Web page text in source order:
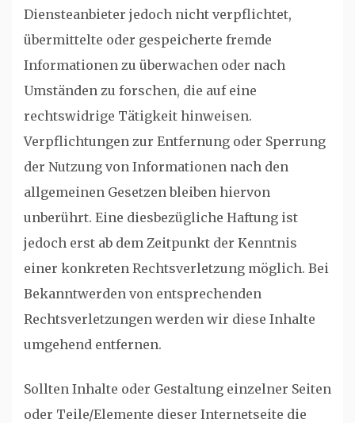
Diensteanbieter jedoch nicht verpflichtet,
übermittelte oder gespeicherte fremde
Informationen zu überwachen oder nach
Umständen zu forschen, die auf eine
rechtswidrige Tätigkeit hinweisen.
Verpflichtungen zur Entfernung oder Sperrung
der Nutzung von Informationen nach den
allgemeinen Gesetzen bleiben hiervon
unberührt. Eine diesbezügliche Haftung ist
jedoch erst ab dem Zeitpunkt der Kenntnis
einer konkreten Rechtsverletzung möglich. Bei
Bekanntwerden von entsprechenden
Rechtsverletzungen werden wir diese Inhalte
umgehend entfernen.
Sollten Inhalte oder Gestaltung einzelner Seiten
oder Teile/Elemente dieser Internetseite die